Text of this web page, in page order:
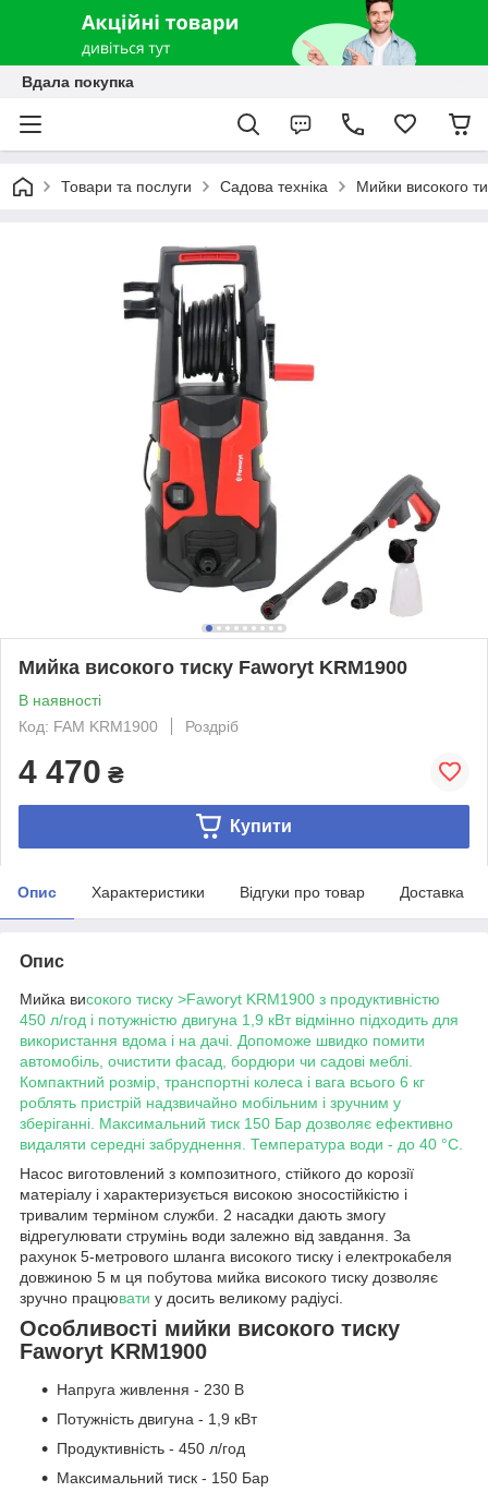
Вдала покупка
Товари та послуги Садова техніка Мийки високого
Мийка високого тиску Faworyt KRM1900
В наявності
Код: FAM KRM1900
Роздріб
4 470 ₴
Купити
Опис Характеристики Відгуки про товар Доставка
Опис
Мийка високого тиску >Faworyt KRM1900 з продуктивністю
450 л/год і потужністю двигуна 1,9 кВт відмінно підходить для
використання вдома і на дачі. Допоможе швидко помити
автомобіль, очистити фасад, бордюри чи садові меблі.
Компактний розмір, транспортні колеса і вага всього 6 кг
роблять пристрій надзвичайно мобільним і зручним у
зберіганні. Максимальний тиск 150 Бар дозволяє ефективно
видаляти середні забруднення. Температура води - до 40 °C.
Насос виготовлений з композитного, стійкого до корозії
матеріалу і характеризується високою зносостійкістю і
тривалим терміном служби. 2 насадки дають змогу
відрегулювати струмінь води залежно від завдання. За
рахунок 5-метрового шланга високого тиску і електрокабеля
довжиною 5 м ця побутова мийка високого тиску дозволяє
зручно працювати у досить великому радіусі.
Особливості мийки високого тиску
Faworyt KRM1900
Напруга живлення - 230 В
Потужність двигуна - 1,9 кВт
Продуктивність - 450 л/год
Максимальний тиск - 150 Бар